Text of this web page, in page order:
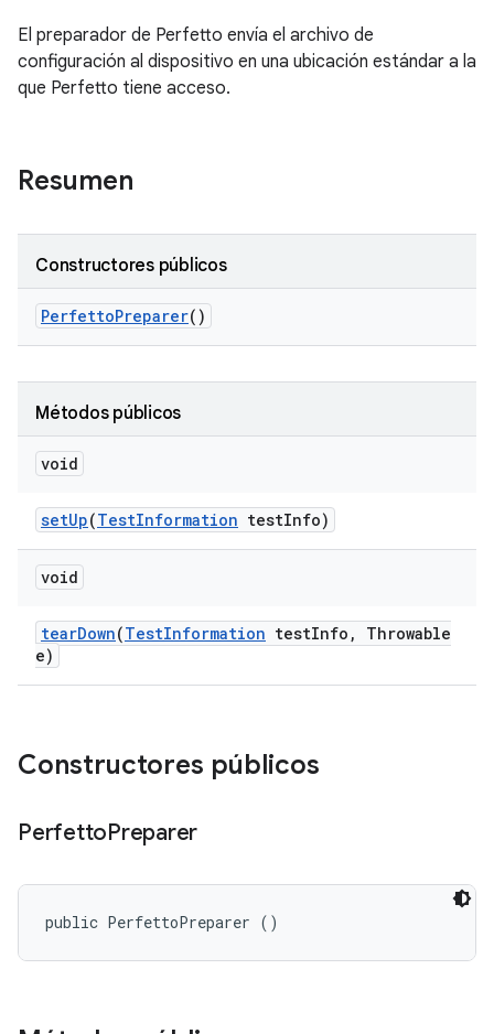
El preparador de Perfetto envía el archivo de
configuración al dispositivo en una ubicación estándar a la
que Perfetto tiene acceso.
Resumen
Constructores públicos
PerfettoPreparer()
Métodos públicos
void
setUp(TestInformation testInfo)
void
tearDown(TestInformation testInfo ,
Throwable
e)
Constructores públicos
PerfettoPreparer
public PerfettoPreparer ()